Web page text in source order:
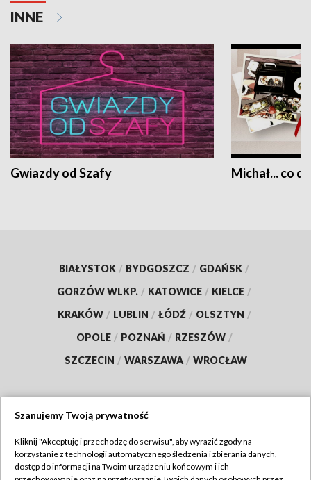
INNE
Gwiazdy od Szafy Michał... co
BIAŁYSTOK / BYDGOSZCZ / GDAŃSK /
GORZÓW WLKP. / KATOWICE / KIELCE /
KRAKÓW / LUBLIN / ŁÓDŹ / OLSZTYN /
OPOLE / POZNAŃ / RZESZÓW /
SZCZECIN / WARSZAWA / WROCŁAW
TVP
Szanujemy Twoją prywatność
Kliknij "Akceptuję i przechodzę do serwisu", aby wyrazić zgody na
korzystanie z technologii automatycznego śledzenia i zbierania danych,
dostęp do informacji na Twoim urządzeniu końcowym i ich